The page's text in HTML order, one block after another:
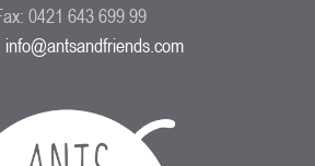
0421 643 699 99
info@antsandfriends.com